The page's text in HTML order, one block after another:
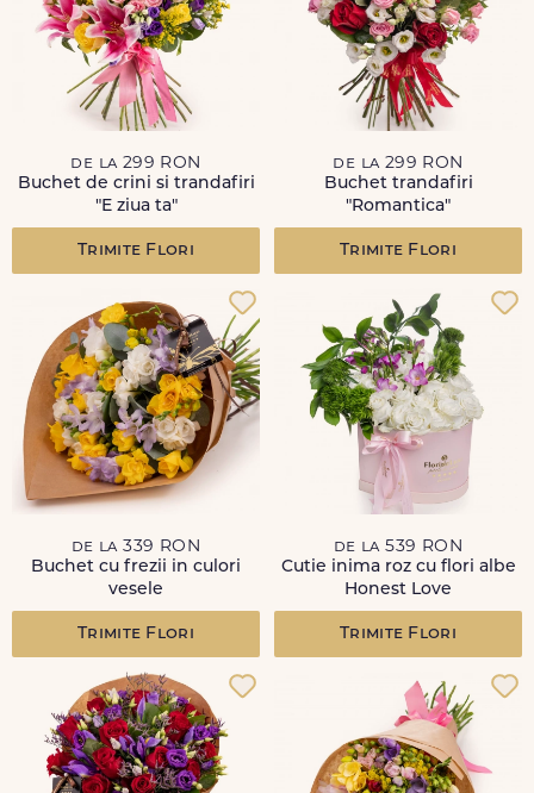
de la 299 RON
Buchet de crini si trandafiri
"E ziua ta"
Trimite Flori
de la 299 RON
Buchet trandafiri
"Romantica"
Trimite Flori
de la 339 RON
Buchet cu frezii in culori
vesele
Trimite Flori
de la 539 RON
Cutie inima roz cu flori albe
Honest Love
Trimite Flori